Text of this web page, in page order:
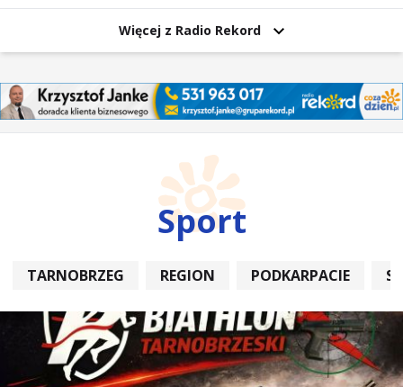
Więcej z Radio Rekord
Sport
TARNOBRZEG REGION PODKARPACIE